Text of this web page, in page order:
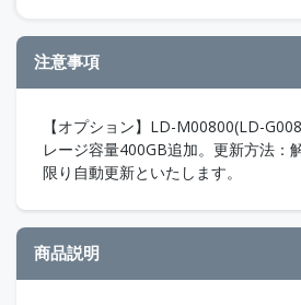
注意事項
【オプション】LD-M00800(LD-
レージ容量400GB追加。更新方法：
限り自動更新といたします。
商品説明